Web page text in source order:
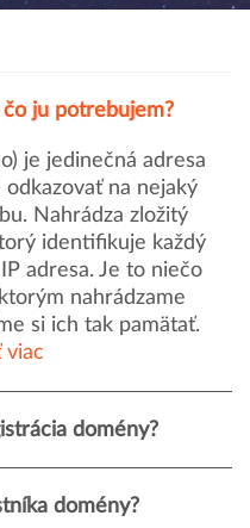
ju potrebujem?
je jedinečná adresa
na nejaký
Nahrádza zložitý
identifikuje každý
adresa. Je to niečo
nahrádzame
si ich tak pamätať.
viac
domény?
domény?